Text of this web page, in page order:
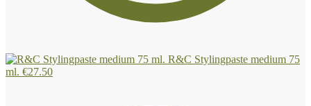
R&C Stylingpaste medium 75
ml. €27.50